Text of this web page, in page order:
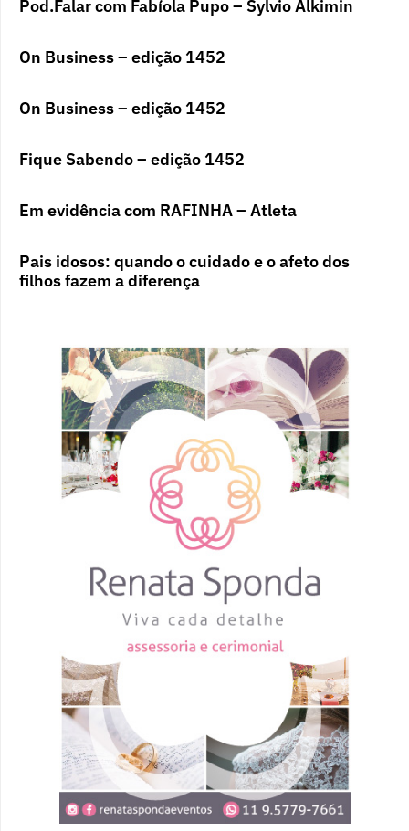
Pod.Falar com Fabíola Pupo – Sylvio Alkimin
On Business – edição 1452
On Business – edição 1452
Fique Sabendo – edição 1452
Em evidência com RAFINHA – Atleta
Pais idosos: quando o cuidado e o afeto dos
filhos fazem a diferença